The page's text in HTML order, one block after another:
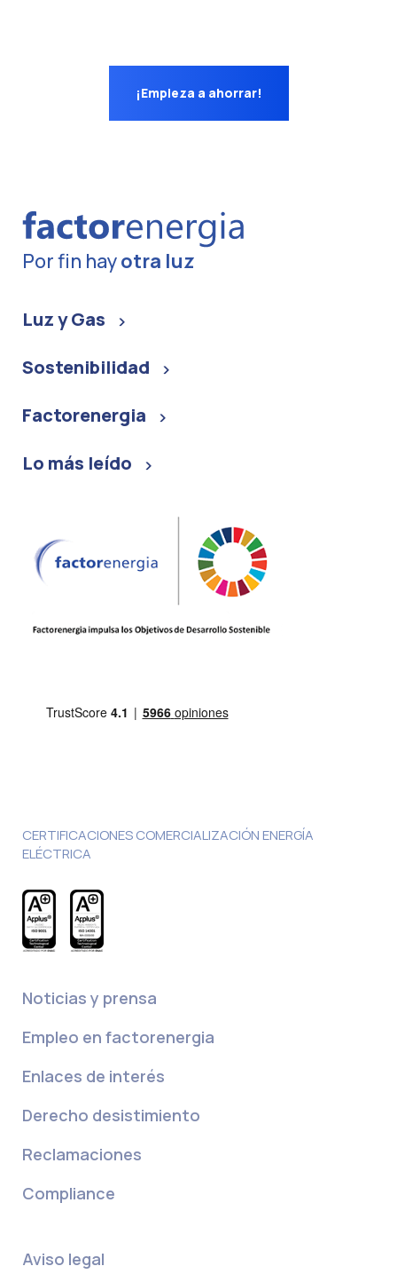
¡Empieza a ahorrar!
Por fin hayotra luz
Luz y Gas
Sostenibilidad
Factorenergia
Lo más leído
CERTIFICACIONES COMERCIALIZACIÓN ENERGÍA
ELÉCTRICA
Noticias y prensa
Empleo en factorenergia
Enlaces de interés
Derecho desistimiento
Reclamaciones
Compliance
Aviso legal